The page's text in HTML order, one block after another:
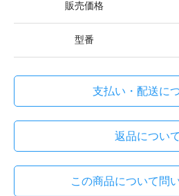
販売価格
型番
支払い・配送に
返品について
この商品について問